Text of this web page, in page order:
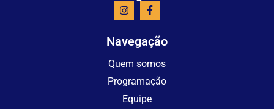
Navegação
Quem somos
Programação
Equipe